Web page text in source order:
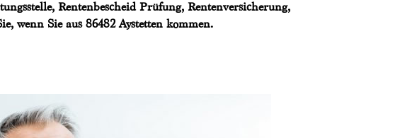
Rentenbescheid Prüfung, Rentenversicherung,
wenn Sie aus 86482 Aystetten kommen.